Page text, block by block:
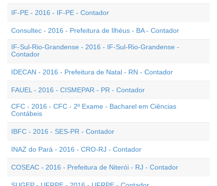
IF-PE - 2016 - IF-PE - Contador
Consultec - 2016 - Prefeitura de Ilhéus - BA - Contador
IF-Sul-Rio-Grandense - 2016 - IF-Sul-Rio-Grandense -
Contador
IDECAN - 2016 - Prefeitura de Natal - RN - Contador
FAUEL - 2016 - CISMEPAR - PR - Contador
CFC - 2016 - CFC - 2º Exame - Bacharel em Ciências
Contábeis
IBFC - 2016 - SES-PR - Contador
INAZ do Pará - 2016 - CRO-RJ - Contador
COSEAC - 2016 - Prefeitura de Niterói - RJ - Contador